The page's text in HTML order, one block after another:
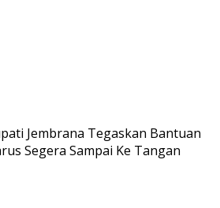
Jembrana Tegaskan Bantuan
Segera Sampai Ke Tangan